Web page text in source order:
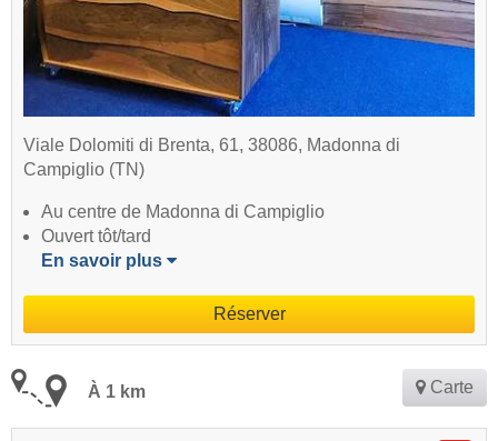
Viale Dolomiti di Brenta, 61, 38086, Madonna di
Campiglio (TN)
Au centre de Madonna di Campiglio
Ouvert tôt/tard
En savoir plus
Réserver
À 1 km Carte